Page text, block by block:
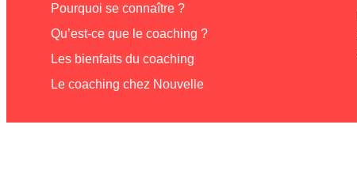
Pourquoi se connaître ?
Qu’est-ce que le coaching ?
Les bienfaits du coaching
Le coaching chez Nouvelle